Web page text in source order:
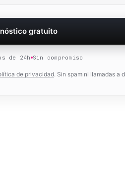
gratuito
de 24h Sin compromiso
de privacidad. Sin spam ni llamadas a